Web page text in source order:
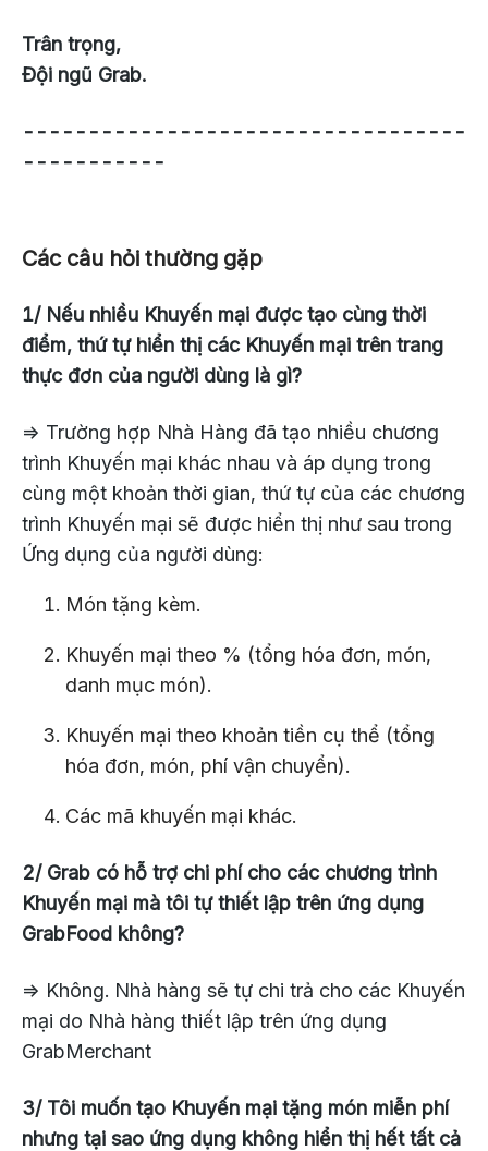
Trân trọng,
⁠Đội ngũ Grab.
----------------------------------
-----------
Các câu hỏi thường gặp
1/ Nếu nhiều Khuyến mại được tạo cùng thời
điểm, thứ tự hiển thị các Khuyến mại trên trang
thực đơn của người dùng là gì?
=> Trường hợp Nhà Hàng đã tạo nhiều chương
trình Khuyến mại khác nhau và áp dụng trong
cùng một khoản thời gian, thứ tự của các chương
trình Khuyến mại sẽ được hiển thị như sau trong
Ứng dụng của người dùng:
Món tặng kèm.
Khuyến mại theo % (tổng hóa đơn, món,
danh mục món).
Khuyến mại theo khoản tiền cụ thể (tổng
hóa đơn, món, phí vận chuyển).
Các mã khuyến mại khác.
2/ Grab có hỗ trợ chi phí cho các chương trình
Khuyến mại mà tôi tự thiết lập trên ứng dụng
GrabFood không?
=> Không. Nhà hàng sẽ tự chi trả cho các Khuyến
mại do Nhà hàng thiết lập trên ứng dụng
GrabMerchant
3/ Tôi muốn tạo Khuyến mại tặng món miễn phí
nhưng tại sao ứng dụng không hiển thị hết tất cả